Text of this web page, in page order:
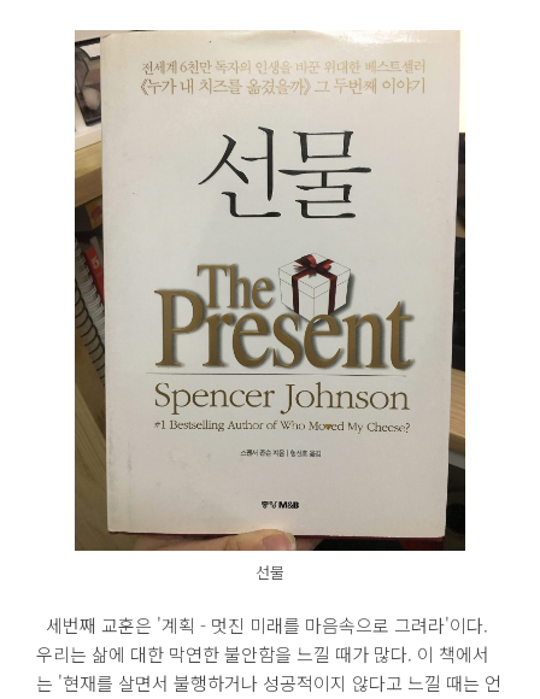
선물
세번째 교훈은 '계획 - 멋진 미래를 마음속으로 그려라'이다.
우리는 삶에 대한 막연한 불안함을 느낄 때가 많다. 이 책에서
는 '현재를 살면서 불행하거나 성공적이지 않다고 느낄 때는 언